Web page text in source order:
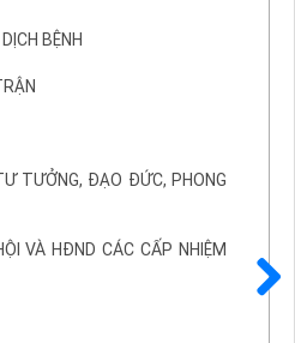
BỆNH
TƯỞNG, ĐẠO ĐỨC, PHONG
VÀ HĐND CÁC CẤP NHIỆM